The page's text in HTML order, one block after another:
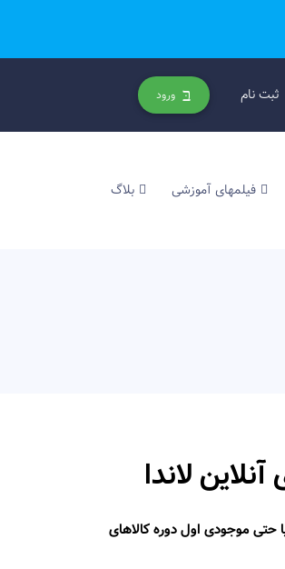
ثبت نام ورود
فیلمهای آموزشی بلاگ
لاندا
حتی موجودی اول دوره کالاهای